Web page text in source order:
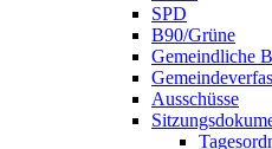
SPD
B90/Grüne
Gemeindliche
Ausschüsse